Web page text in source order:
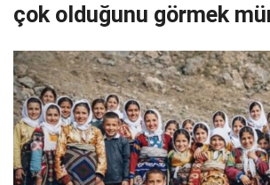
çok olduğunu görmek